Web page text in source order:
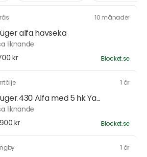
10 månader
alfa havseka
liknande
kr
Blocket.se
1 år
Alfa med 5 hk Ya...
liknande
kr
Blocket.se
1 år